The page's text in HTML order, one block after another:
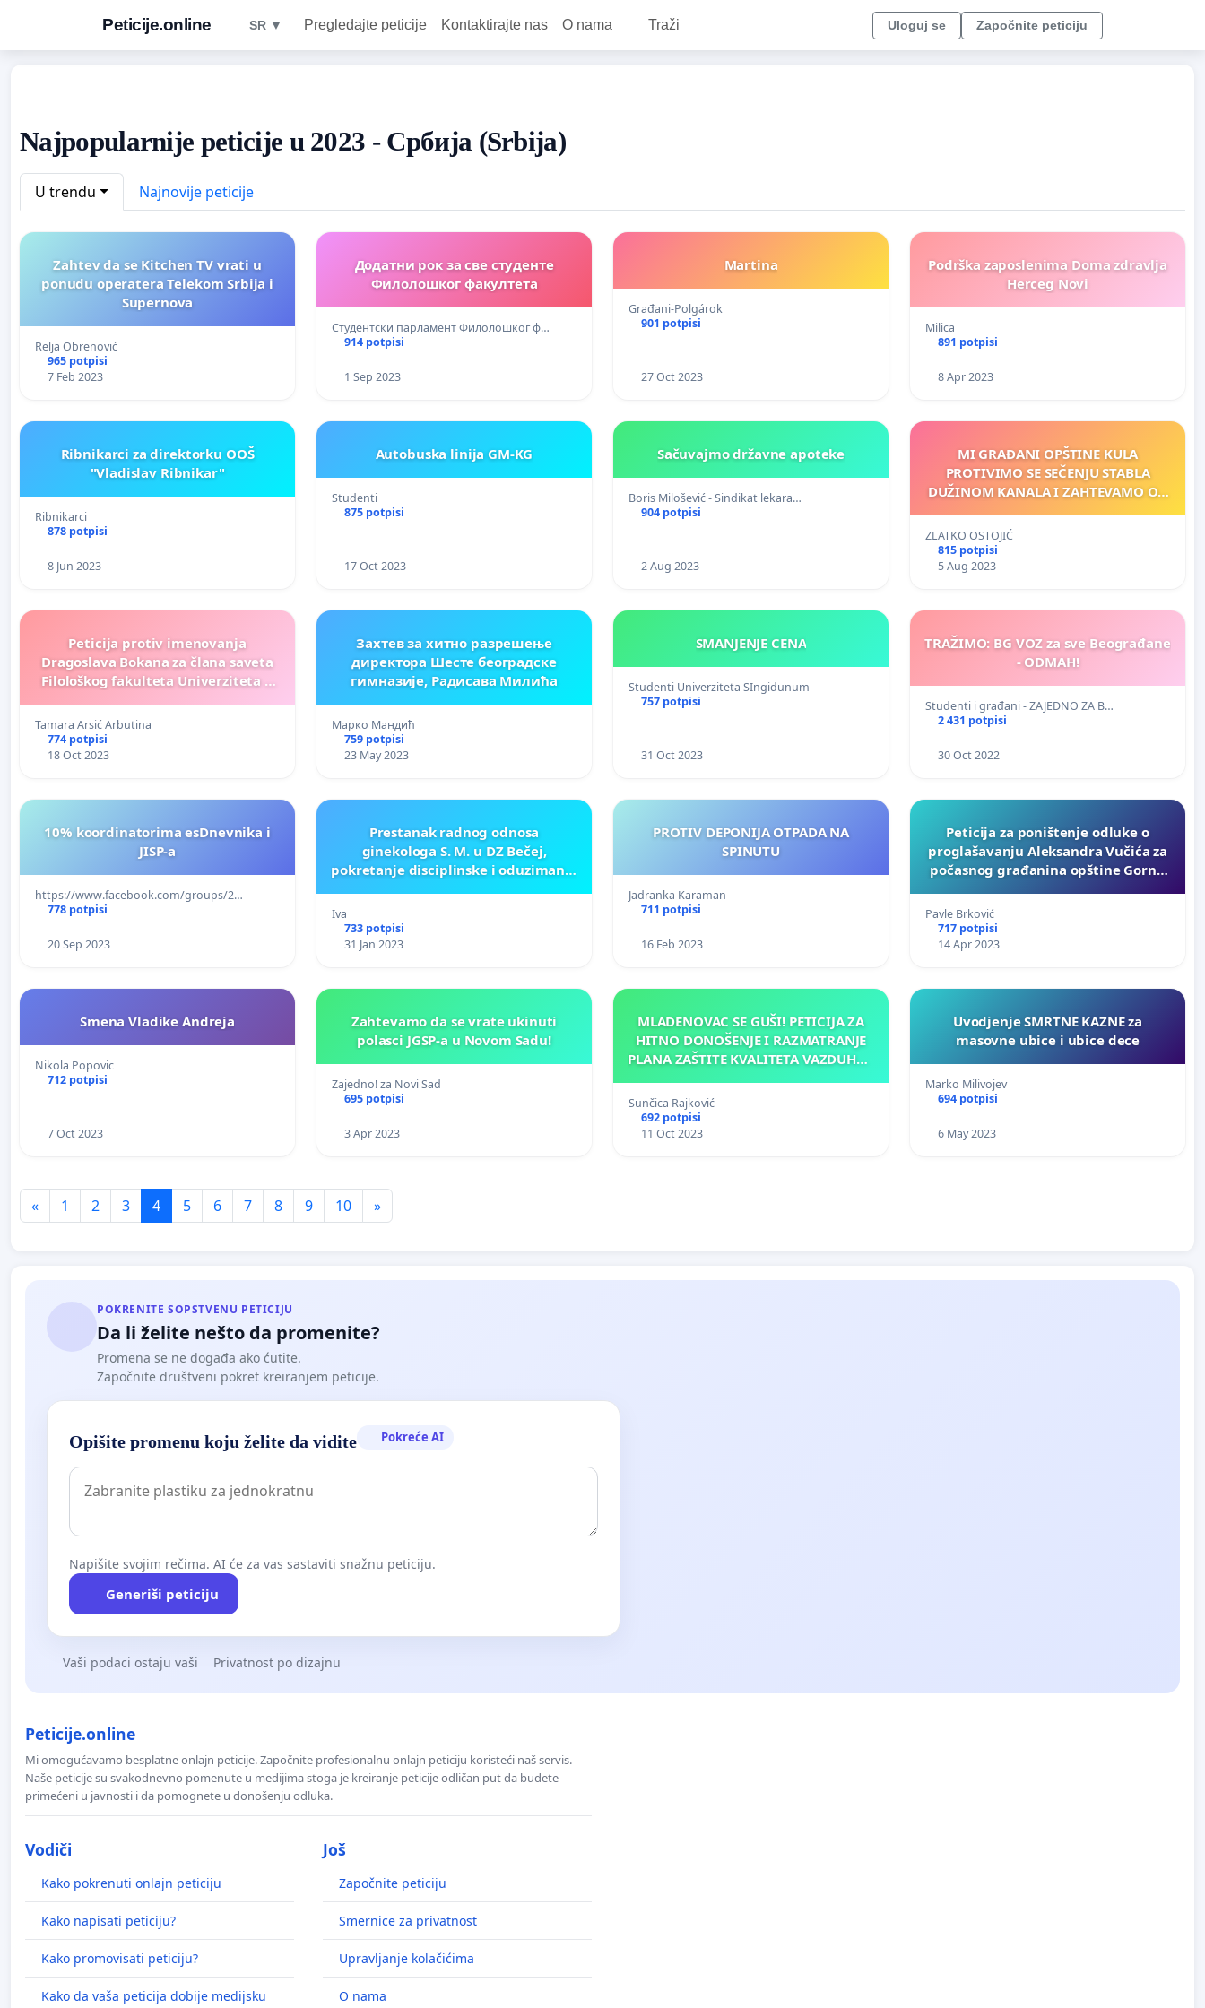
Peticije.online SR ▼ Pregledajte peticije Kontaktirajte nas O nama Traži Uloguj se Započnite peticiju
Najpopularnije peticije u 2023 - Србија (Srbija)
U trendu Najnovije peticije
Zahtev da se Kitchen TV vrati u
ponudu operatera Telekom Srbija i
Supernova
Relja Obrenović
965 potpisi
7 Feb 2023
Додатни рок за све студенте
Филолошког факултета
Студентски парламент Филолошког ф…
914 potpisi
1 Sep 2023
Martina
Građani-Polgárok
901 potpisi
27 Oct 2023
Podrška zaposlenima Doma zdravlja
Herceg Novi
Milica
891 potpisi
8 Apr 2023
Ribnikarci za direktorku OOŠ
"Vladislav Ribnikar"
Ribnikarci
878 potpisi
8 Jun 2023
Autobuska linija GM-KG
Studenti
875 potpisi
17 Oct 2023
Sačuvajmo državne apoteke
Boris Milošević - Sindikat lekara…
904 potpisi
2 Aug 2023
MI GRAĐANI OPŠTINE KULA
PROTIVIMO SE SEČENJU STABLA
DUŽINOM KANALA I ZAHTEVAMO OD
OPŠTINE KULA DA ODUSTANU OD
TAKVIH NAMERA KOJE UGROŽAVAJU
EKO SISTEM I PRIRODU U CELINI
ZLATKO OSTOJIĆ
815 potpisi
5 Aug 2023
Peticija protiv imenovanja
Dragoslava Bokana za člana saveta
Filološkog fakulteta Univerziteta u
Tamara Arsić Arbutina
774 potpisi
18 Oct 2023
Захтев за хитно разрешење
директора Шесте београдске
гимназије, Радисава Милића
Марко Мандић
759 potpisi
23 May 2023
SMANJENJE CENA
Studenti Univerziteta SIngidunum
757 potpisi
31 Oct 2023
TRAŽIMO: BG VOZ za sve Beograđane
- ODMAH!
Studenti i građani - ZAJEDNO ZA B…
2 431 potpisi
30 Oct 2022
10% koordinatorima esDnevnika i
JISP-a
https://www.facebook.com/groups/2…
778 potpisi
20 Sep 2023
Prestanak radnog odnosa
ginekologa S. M. u DZ Bečej,
pokretanje disciplinske i oduzimanje
Iva
733 potpisi
31 Jan 2023
PROTIV DEPONIJA OTPADA NA
SPINUTU
Jadranka Karaman
711 potpisi
16 Feb 2023
Peticija za poništenje odluke o
proglašavanju Aleksandra Vučića za
počasnog građanina opštine Gornji
Pavle Brković
717 potpisi
14 Apr 2023
Smena Vladike Andreja
Nikola Popovic
712 potpisi
7 Oct 2023
Zahtevamo da se vrate ukinuti
polasci JGSP-a u Novom Sadu!
Zajedno! za Novi Sad
695 potpisi
3 Apr 2023
MLADENOVAC SE GUŠI! PETICIJA ZA
HITNO DONOŠENJE I RAZMATRANJE
PLANA ZAŠTITE KVALITETA VAZDUHA I
STANICE ZA LOKACIJU KOD BIVŠE
FABRIKE "PETAR DRAPŠIN" U
MLADENOVCU!
Sunčica Rajković
692 potpisi
11 Oct 2023
Uvodjenje SMRTNE KAZNE za
masovne ubice i ubice dece
Marko Milivojev
694 potpisi
6 May 2023
« 1 2 3 4 5 6 7 8 9 10 »
POKRENITE SOPSTVENU PETICIJU
Da li želite nešto da promenite?
Promena se ne događa ako ćutite.
Započnite društveni pokret kreiranjem peticije.
Opišite promenu koju želite da vidite Pokreće AI
Napišite svojim rečima. AI će za vas sastaviti snažnu peticiju.
Generiši peticiju
Vaši podaci ostaju vaši Privatnost po dizajnu
Peticije.online
Mi omogućavamo besplatne onlajn peticije. Započnite profesionalnu onlajn peticiju koristeći naš servis.
Naše peticije su svakodnevno pomenute u medijima stoga je kreiranje peticije odličan put da budete
primećeni u javnosti i da pomognete u donošenju odluka.
Vodiči
Kako pokrenuti onlajn peticiju
Kako napisati peticiju?
Kako promovisati peticiju?
Kako da vaša peticija dobije medijsku
Još
Započnite peticiju
Smernice za privatnost
Upravljanje kolačićima
O nama